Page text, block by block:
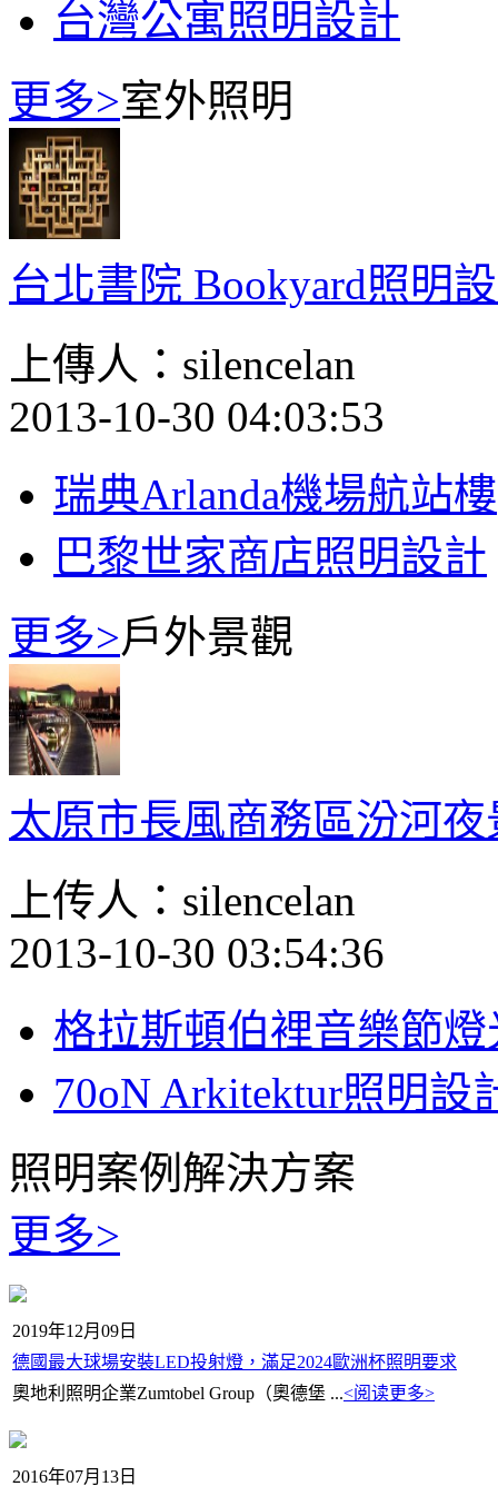
台灣公寓照明設計
更多>室外照明
台北書院 Bookyard照明
上傳人：silencelan
2013-10-30 04:03:53
瑞典Arlanda機場航站樓
巴黎世家商店照明設計
更多>戶外景觀
太原市長風商務區汾河
上传人：silencelan
2013-10-30 03:54:36
格拉斯頓伯裡音樂節
70oN Arkitektur照明設
照明案例解決方案
更多>
2019年12月09日
德國最大球場安裝LED投射燈，滿足2024歐洲杯照明要求
奧地利照明企業Zumtobel Group（奧德堡 ...<阅读更多>
2016年07月13日